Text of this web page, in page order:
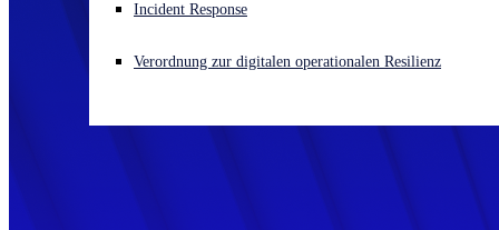
Incident Response
Verordnung zur digitalen operationalen Resilienz